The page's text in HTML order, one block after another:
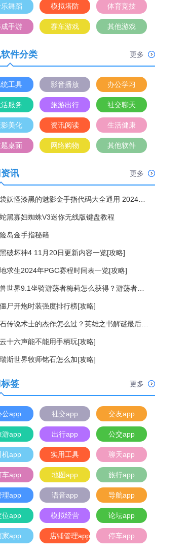
舞蹈 模拟塔防 体育竞技
成手游 赛车游戏 其他游戏
件分类 更多
统工具 影音播放 办公学习
服务 旅游出行 社交聊天
美化 资讯阅读 生活健康
题桌面 网络购物 其他软件
讯 更多
黑寡妇蜘蛛V3迷你无线版键盘教程
岛金手指秘籍
破坏神4 11月20日更新内容一览[攻略]
求生2024年PGC赛程时间表一览[攻略]
尸开炮时装强度排行榜[攻略]
十六声能不能用手柄玩[攻略]
斯世界牧师铭石怎么加[攻略]
签 更多
公app 社交app 交友app
游app 出行app 公交app
机app 实用工具 聊天app
车app 地图app 旅行app
理app 语音app 导航app
位app 模拟经营 论坛app
家app 店铺管理app 停车app